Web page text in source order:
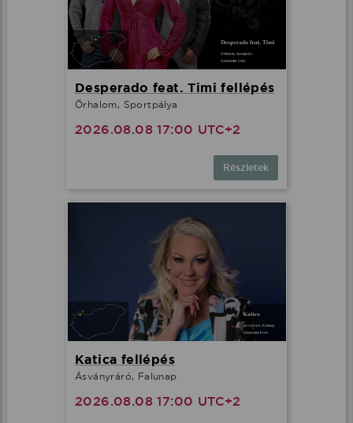
Desperado feat. Timi fellépés
Őrhalom, Sportpálya
2026.08.08 17:00 UTC+2
Részletek
Katica fellépés
Ásványráró, Falunap
2026.08.08 17:00 UTC+2